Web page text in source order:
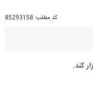
کد مطلب: 85293158